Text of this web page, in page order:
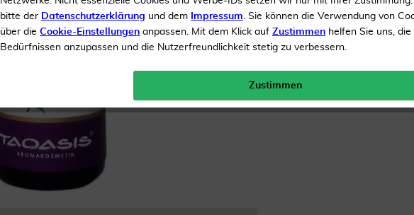
Inhalt5 ml Öl
bitte der Datenschutzerklärung und dem Impressum. Sie können die Verwendung von
über die Cookie-Einstellungen anpassen. Mit dem Klick auf Zustimmen helfen Sie uns,
Bedürfnissen anzupassen und die Nutzerfreundlichkeit stetig zu verbessern.
Zustimmen